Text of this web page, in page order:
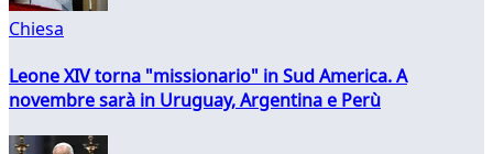
Chiesa
Leone XIV torna "missionario" in Sud America. A
novembre sarà in Uruguay, Argentina e Perù